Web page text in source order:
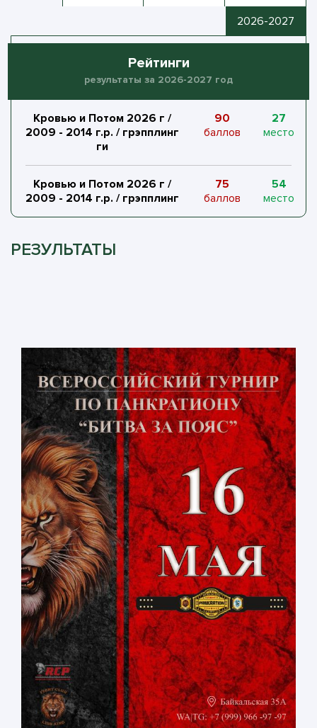
2026-2027
Рейтинги
результаты за 2026-2027 год
Кровью и Потом 2026 г /
2009 - 2014 г.р. / грэпплинг
ги
90
баллов
27
место
Кровью и Потом 2026 г /
2009 - 2014 г.р. / грэпплинг
75
баллов
54
место
РЕЗУЛЬТАТЫ